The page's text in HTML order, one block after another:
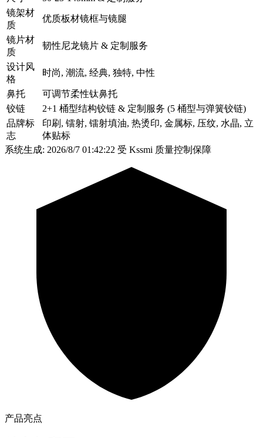
镜架材
质
优质板材镜框与镜腿
镜片材
质
韧性尼龙镜片 & 定制服务
设计风
格
时尚, 潮流, 经典, 独特, 中性
鼻托
可调节柔性钛鼻托
铰链
2+1 桶型结构铰链 & 定制服务 (5 桶型与弹簧铰链)
品牌标
志
印刷, 镭射, 镭射填油, 热烫印, 金属标, 压纹, 水晶, 立
体贴标
系统生成: 2026/8/7 01:42:22 受 Kssmi 质量控制保障
产品亮点